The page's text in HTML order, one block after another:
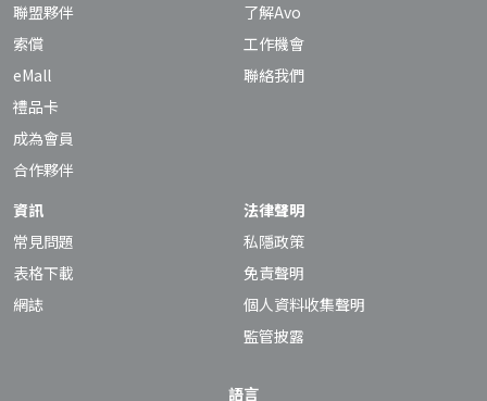
聯盟夥伴
索償
eMall
禮品卡
成為會員
合作夥伴
了解Avo
工作機會
聯絡我們
資訊
常見問題
表格下載
網誌
法律聲明
私隱政策
免責聲明
個人資料收集聲明
監管披露
語言